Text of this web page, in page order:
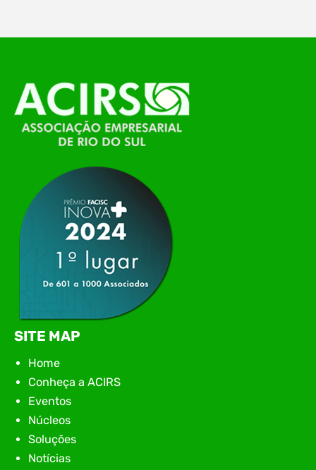
O Polo ACATE-ACIRS, por meio do NIAVI – Núcleo
de Tecnologia da Informação do Alto Vale do
Itajaí, realizou, no dia 21 de julho, o evento
Conexão Tech NIAVI, reunindo empresas de
tecnologia da região para uma noite de
apresentação de novas iniciativas para o setor. O
encontro aconteceu em Rio…
SITE MAP
Home
Conheça a ACIRS
Eventos
Núcleos
Soluções
Notícias